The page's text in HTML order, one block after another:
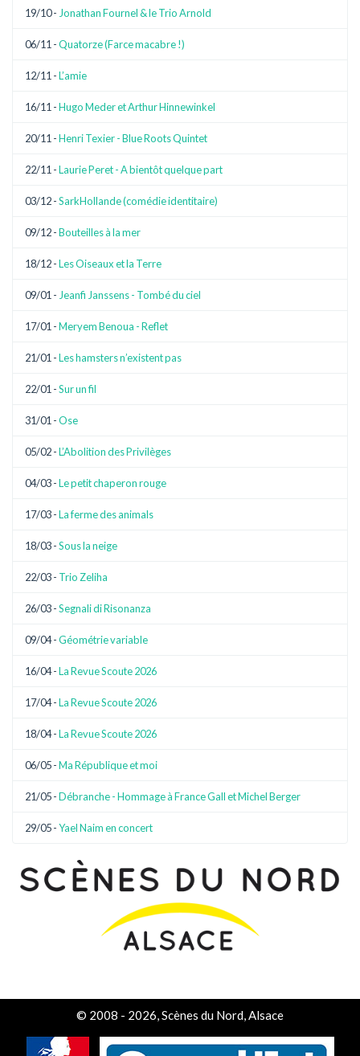
19/10 - Jonathan Fournel & le Trio Arnold
06/11 -Quatorze (Farce macabre !)
12/11 -L’amie
16/11 -Hugo Meder et Arthur Hinnewinkel
20/11 -Henri Texier - Blue Roots Quintet
22/11 -Laurie Peret - A bientôt quelque part
03/12 -SarkHollande (comédie identitaire)
09/12 -Bouteilles à la mer
18/12 -Les Oiseaux et la Terre
09/01 - Jeanfi Janssens - Tombé du ciel
17/01 -Meryem Benoua - Reflet
21/01 -Les hamsters n’existent pas
22/01 -Sur un fil
31/01 -Ose
05/02 -L’Abolition des Privilèges
04/03 -Le petit chaperon rouge
17/03 -La ferme des animals
18/03 -Sous la neige
22/03 - Trio Zeliha
26/03 -Segnali di Risonanza
09/04 -Géométrie variable
16/04 -La Revue Scoute 2026
17/04 -La Revue Scoute 2026
18/04 -La Revue Scoute 2026
06/05 -Ma République et moi
21/05 -Débranche - Hommage à France Gall et Michel Berger
29/05 -Yael Naim en concert
© 2008 - 2026, Scènes du Nord, Alsace